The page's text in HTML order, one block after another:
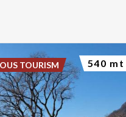
TOURISM 540 mt